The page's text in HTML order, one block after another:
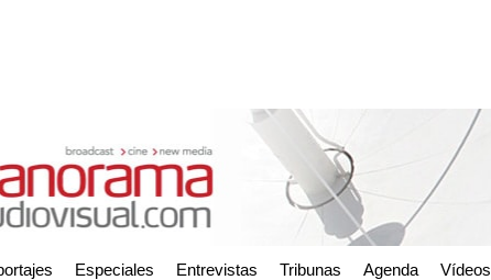
Especiales Entrevistas Tribunas Agenda Vídeos